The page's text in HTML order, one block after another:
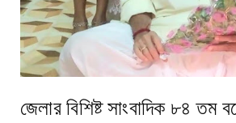
জেলার বিশিষ্ট সাংবাদিক ৮৪ তম